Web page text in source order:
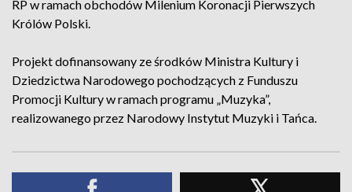
RP w ramach obchodów Milenium Koronacji Pierwszych
Królów Polski.
Projekt dofinansowany ze środków Ministra Kultury i
Dziedzictwa Narodowego pochodzących z Funduszu
Promocji Kultury w ramach programu „Muzyka”,
realizowanego przez Narodowy Instytut Muzyki i Tańca.